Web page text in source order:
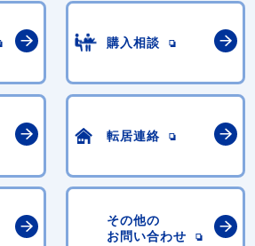
購入相談
転居連絡
その他の
お問い合わせ